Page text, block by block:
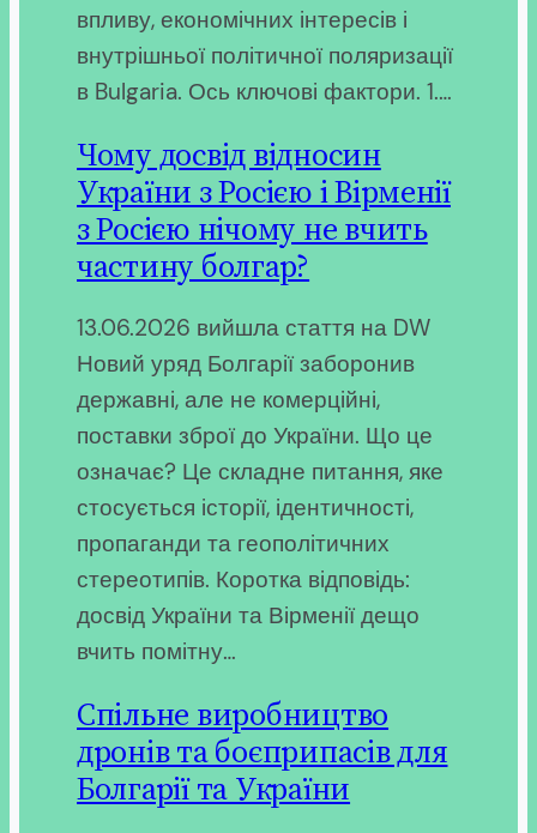
впливу, економічних інтересів і
внутрішньої політичної поляризації
в Bulgaria. Ось ключові фактори. 1.…
Чому досвід відносин
України з Росією і Вірменії
з Росією нічому не вчить
частину болгар?
13.06.2026 вийшла стаття на DW
Новий уряд Болгарії заборонив
державні, але не комерційні,
поставки зброї до України. Що це
означає? Це складне питання, яке
стосується історії, ідентичності,
пропаганди та геополітичних
стереотипів. Коротка відповідь:
досвід України та Вірменії дещо
вчить помітну…
Спільне виробництво
дронів та боєприпасів для
Болгарії та України